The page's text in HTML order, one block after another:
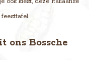
ons Bossche